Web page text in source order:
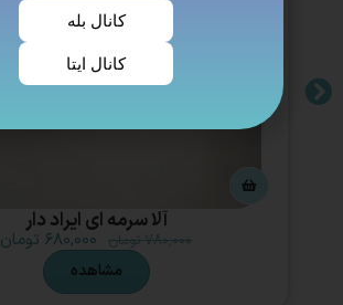
آلا سرمه ای ایراد دار
۷۸۰,۰۰۰ تومان ۶۸۰,۰۰۰ تومان
مشاهده
کانال بله
کانال ایتا